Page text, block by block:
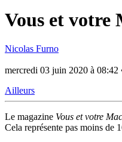
Vous et votre
Nicolas Furno
mercredi 03 juin 2020 à 08:42
Ailleurs
Le magazine Vous et votre Mac
Cela représente pas moins de